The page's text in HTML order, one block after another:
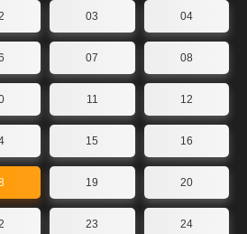
03 04
07 08
11 12
15 16
19 20
23 24